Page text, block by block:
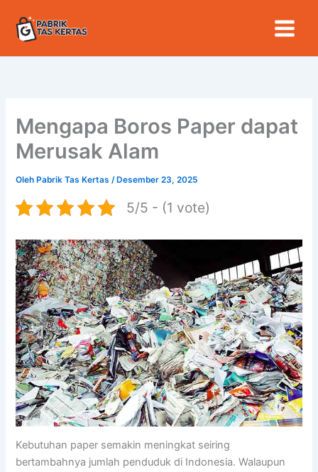
konten
Mengapa Boros Paper dapat
Merusak Alam
Oleh Pabrik Tas Kertas/ Desember 23, 2025
5/5 - (1 vote)
Kebutuhan paper semakin meningkat seiring
bertambahnya jumlah penduduk di Indonesia. Walaupun